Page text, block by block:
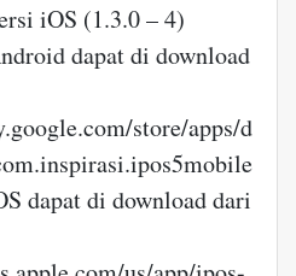
iOS (1.3.0 – 4)
dapat di download
store/apps/d
dapat di download dari